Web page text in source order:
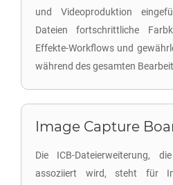
und Videoproduktion
Dateien fortschrittliche
Effekte-Workflows und
während des gesamten
Image Capture
Die ICB-Dateierweiterung,
assoziiert wird, steht für